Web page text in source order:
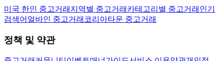
미국 한인 중고거래 지역별 중고거래 카테고리별 중고거래 인기
검색어 얼바인 중고거래 코리아타운 중고거래
정책 및 약관